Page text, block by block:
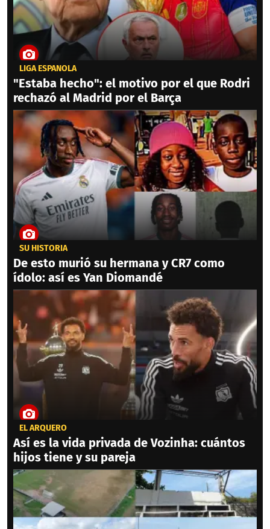
LIGA ESPAÑOLA
"Estaba hecho": el motivo por el que Rodri
rechazó al Madrid por el Barça
SU HISTORIA
De esto murió su hermana y CR7 como
ídolo: así es Yan Diomandé
EL ARQUERO
Así es la vida privada de Vozinha: cuántos
hijos tiene y su pareja